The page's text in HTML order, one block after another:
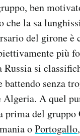
ben
che la sa
del girone è
più
Russia si
battendo senza
Algeria. A quel
prima del gruppo
oPortogallo